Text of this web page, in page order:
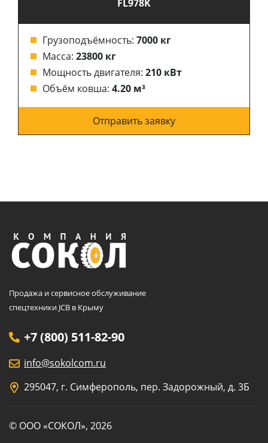
FL978K
Грузоподъёмность: 7000 кг
Масса: 23800 кг
Мощность двигателя: 210 кВт
Объём ковша: 4.20 м³
Отправить заявку
Продажа и сервисное обслуживание
спецтехники JCB в Крыму
+7 (800) 511-82-90
info@sokolcom.ru
295047, г. Симферополь, пер. Задорожный, д. 3Б
© ООО «СОКОЛ», 2026